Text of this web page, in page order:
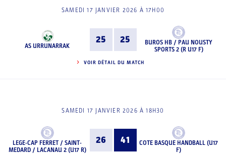
SAMEDI 17 JANVIER 2026 À 17H00
AS URRUNARRAK
25 25
BUROS HB / PAU NOUSTY
SPORTS 2 (R U17 F)
VOIR DÉTAIL DU MATCH
SAMEDI 17 JANVIER 2026 À 18H30
LEGE-CAP FERRET / SAINT-
MEDARD / LACANAU 2 (U17 R)
26 41
COTE BASQUE HANDBALL (U17
F)